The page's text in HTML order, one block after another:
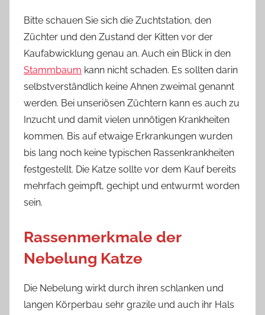
Bitte schauen Sie sich die Zuchtstation, den
Züchter und den Zustand der Kitten vor der
Kaufabwicklung genau an. Auch ein Blick in den
Stammbaum kann nicht schaden. Es sollten darin
selbstverständlich keine Ahnen zweimal genannt
werden. Bei unseriösen Züchtern kann es auch zu
Inzucht und damit vielen unnötigen Krankheiten
kommen. Bis auf etwaige Erkrankungen wurden
bis lang noch keine typischen Rassenkrankheiten
festgestellt. Die Katze sollte vor dem Kauf bereits
mehrfach geimpft, gechipt und entwurmt worden
sein.
Rassenmerkmale der
Nebelung Katze
Die Nebelung wirkt durch ihren schlanken und
langen Körperbau sehr grazile und auch ihr Hals